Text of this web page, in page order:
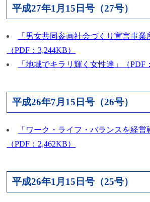
平成27年1月15日号（27号）
「男女共同参画社会づくり宣言事
（PDF：3,244KB）
「地域でキラリ輝く女性達」（PDF
平成26年7月15日号（26号）
「ワーク・ライフ・バランスを経
（PDF：2,462KB）
平成26年1月15日号（25号）